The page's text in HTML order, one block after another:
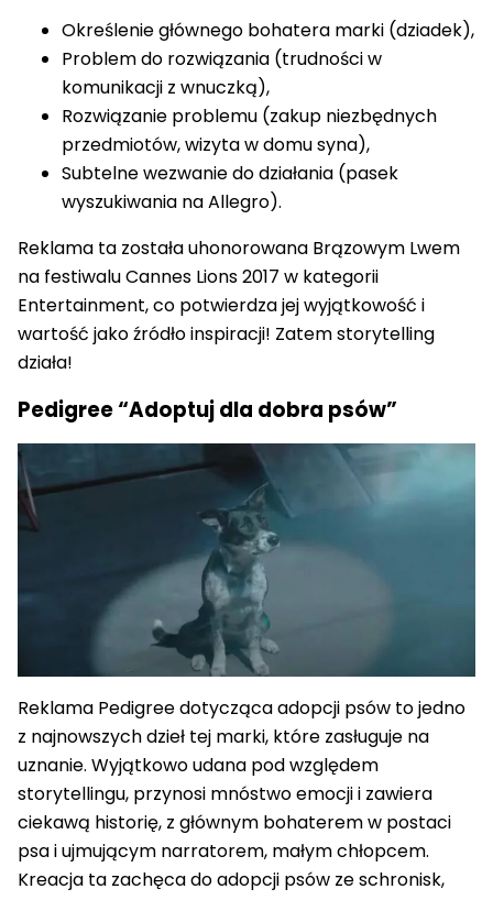
Określenie głównego bohatera marki (dziadek),
Problem do rozwiązania (trudności w
komunikacji z wnuczką),
Rozwiązanie problemu (zakup niezbędnych
przedmiotów, wizyta w domu syna),
Subtelne wezwanie do działania (pasek
wyszukiwania na Allegro).
Reklama ta została uhonorowana Brązowym Lwem
na festiwalu Cannes Lions 2017 w kategorii
Entertainment, co potwierdza jej wyjątkowość i
wartość jako źródło inspiracji! Zatem storytelling
działa!
Pedigree “Adoptuj dla dobra psów”
Reklama Pedigree dotycząca adopcji psów to jedno
z najnowszych dzieł tej marki, które zasługuje na
uznanie. Wyjątkowo udana pod względem
storytellingu, przynosi mnóstwo emocji i zawiera
ciekawą historię, z głównym bohaterem w postaci
psa i ujmującym narratorem, małym chłopcem.
Kreacja ta zachęca do adopcji psów ze schronisk,